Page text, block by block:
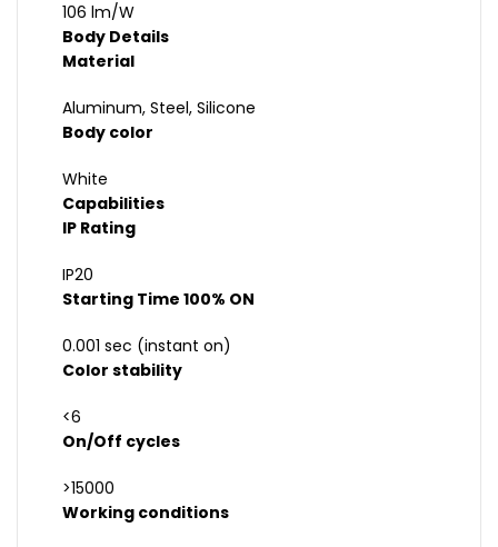
106 lm/W
Body Details
Material
Aluminum, Steel, Silicone
Body color
White
Capabilities
IP Rating
IP20
Starting Time 100% ON
0.001 sec (instant on)
Color stability
<6
On/Off cycles
>15000
Working conditions